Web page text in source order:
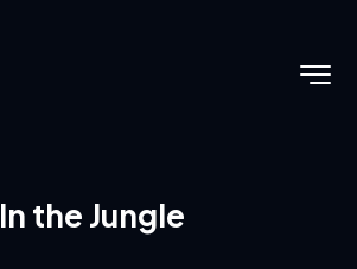
In the Jungle